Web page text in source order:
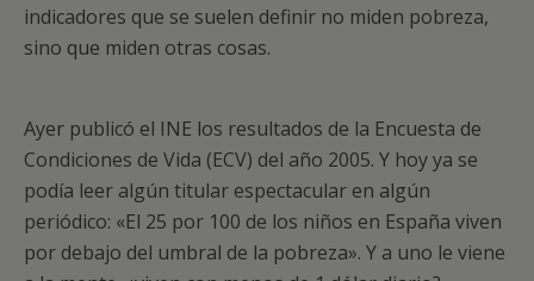
indicadores que se suelen definir no miden pobreza,
sino que miden otras cosas.
Ayer publicó el INE los resultados de la Encuesta de
Condiciones de Vida (ECV) del año 2005. Y hoy ya se
podía leer algún titular espectacular en algún
periódico: «El 25 por 100 de los niños en España viven
por debajo del umbral de la pobreza». Y a uno le viene